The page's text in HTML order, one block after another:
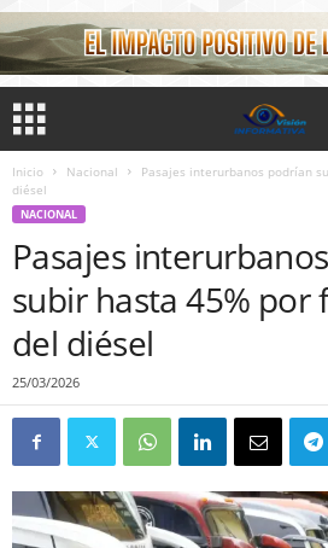
Inicio Nacional
Pasajes interurbanos podrían
diésel
NACIONAL
Pasajes
subir hasta 45% por
del diésel
25/03/2026